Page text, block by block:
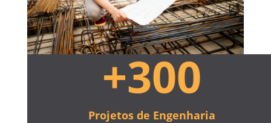
+300
Projetos de Engenharia